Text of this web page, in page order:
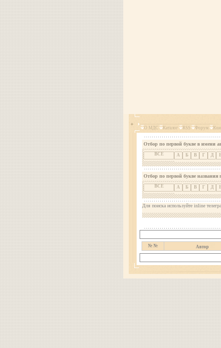
О МДС Каталог RSS Форум
Отбор по первой букве в имени
ВСЕ А Б В Г Д
Отбор по первой букве названия
ВСЕ А Б В Г Д
Для поиска используйте inline
№ № Автор